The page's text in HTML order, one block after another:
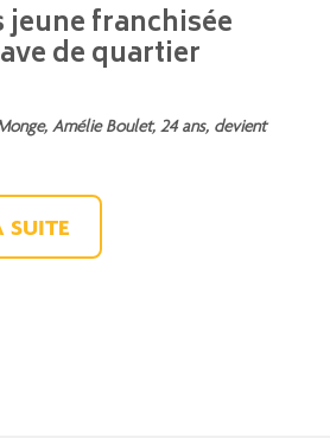
jeune franchisée
de quartier
Amélie Boulet, 24 ans, devient
SUITE